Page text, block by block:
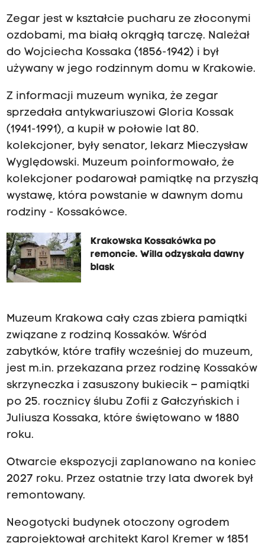
Zegar jest w kształcie pucharu ze złoconymi
ozdobami, ma białą okrągłą tarczę. Należał
do Wojciecha Kossaka (1856-1942) i był
używany w jego rodzinnym domu w Krakowie.
Z informacji muzeum wynika, że zegar
sprzedała antykwariuszowi Gloria Kossak
(1941-1991), a kupił w połowie lat 80.
kolekcjoner, były senator, lekarz Mieczysław
Wyględowski. Muzeum poinformowało, że
kolekcjoner podarował pamiątkę na przyszłą
wystawę, która powstanie w dawnym domu
rodziny - Kossakówce.
Krakowska Kossakówka po
remoncie. Willa odzyskała dawny
blask
Muzeum Krakowa cały czas zbiera pamiątki
związane z rodziną Kossaków. Wśród
zabytków, które trafiły wcześniej do muzeum,
jest m.in. przekazana przez rodzinę Kossaków
skrzyneczka i zasuszony bukiecik – pamiątki
po 25. rocznicy ślubu Zofii z Gałczyńskich i
Juliusza Kossaka, które świętowano w 1880
roku.
Otwarcie ekspozycji zaplanowano na koniec
2027 roku. Przez ostatnie trzy lata dworek był
remontowany.
Neogotycki budynek otoczony ogrodem
zaprojektował architekt Karol Kremer w 1851